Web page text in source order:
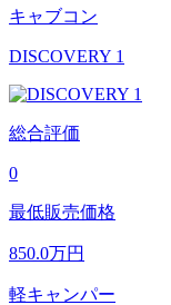
キャブコン
DISCOVERY 1
総合評価
0
最低販売価格
850.0万円
軽キャンパー